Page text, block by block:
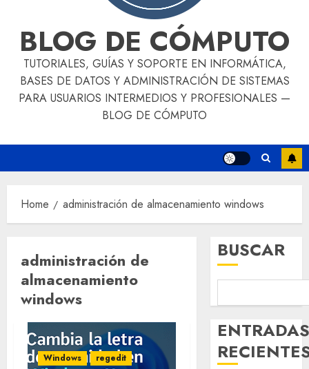
BLOG DE CÓMPUTO
TUTORIALES, GUÍAS Y SOPORTE EN INFORMÁTICA,
BASES DE DATOS Y ADMINISTRACIÓN DE SISTEMAS
PARA USUARIOS INTERMEDIOS Y PROFESIONALES —
BLOG DE CÓMPUTO
Home administración de almacenamiento windows
administración de
almacenamiento
windows
Windows
regedit
BUSCAR